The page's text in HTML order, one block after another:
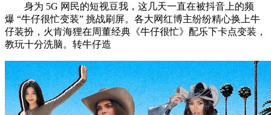
身为 5G 网民的短视豆我，这几天一直在被抖音上的频
爆 “牛仔很忙变装” 挑战刷屏。各大网红博主纷纷精心换上牛
仔装扮，火肯海狸在周董经典《牛仔很忙》配乐下卡点变装，
教玩十分洗脑。转牛仔造